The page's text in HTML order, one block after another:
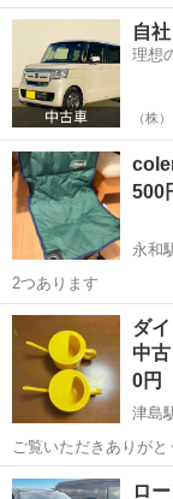
レンズを変えるタイプ
レンズ もちろん新品ですよ ご趣味を持
します。
愛知 津島市
自
理想
（株
500
永和
2つあります
愛知 津島市
ダ
中古
0円
津島
ご覧いただきありが
ー ２個 中古 です ふたが取り外しできます 水やりに使用していま
したが 使わなくなった
愛知 津島市
ロ